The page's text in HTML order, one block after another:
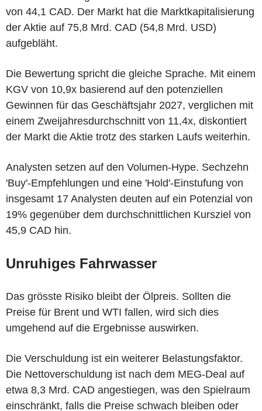
von 44,1 CAD. Der Markt hat die Marktkapitalisierung
der Aktie auf 75,8 Mrd. CAD (54,8 Mrd. USD)
aufgebläht.
Die Bewertung spricht die gleiche Sprache. Mit einem
KGV von 10,9x basierend auf den potenziellen
Gewinnen für das Geschäftsjahr 2027, verglichen mit
einem Zweijahresdurchschnitt von 11,4x, diskontiert
der Markt die Aktie trotz des starken Laufs weiterhin.
Analysten setzen auf den Volumen-Hype. Sechzehn
'Buy'-Empfehlungen und eine 'Hold'-Einstufung von
insgesamt 17 Analysten deuten auf ein Potenzial von
19% gegenüber dem durchschnittlichen Kursziel von
45,9 CAD hin.
Unruhiges Fahrwasser
Das grösste Risiko bleibt der Ölpreis. Sollten die
Preise für Brent und WTI fallen, wird sich dies
umgehend auf die Ergebnisse auswirken.
Die Verschuldung ist ein weiterer Belastungsfaktor.
Die Nettoverschuldung ist nach dem MEG-Deal auf
etwa 8,3 Mrd. CAD angestiegen, was den Spielraum
einschränkt, falls die Preise schwach bleiben oder